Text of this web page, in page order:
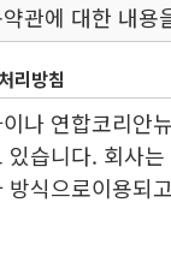
에서 사용하는
"라 함은 구현
"회원"이 이용할
이라 함은 회사
제공하는 "서
디(ID)"라 함은 "
문자와 숫자의 조
관에 대한 내용
리방침
나 연합코리안
있습니다. 회사
방식으로이용되